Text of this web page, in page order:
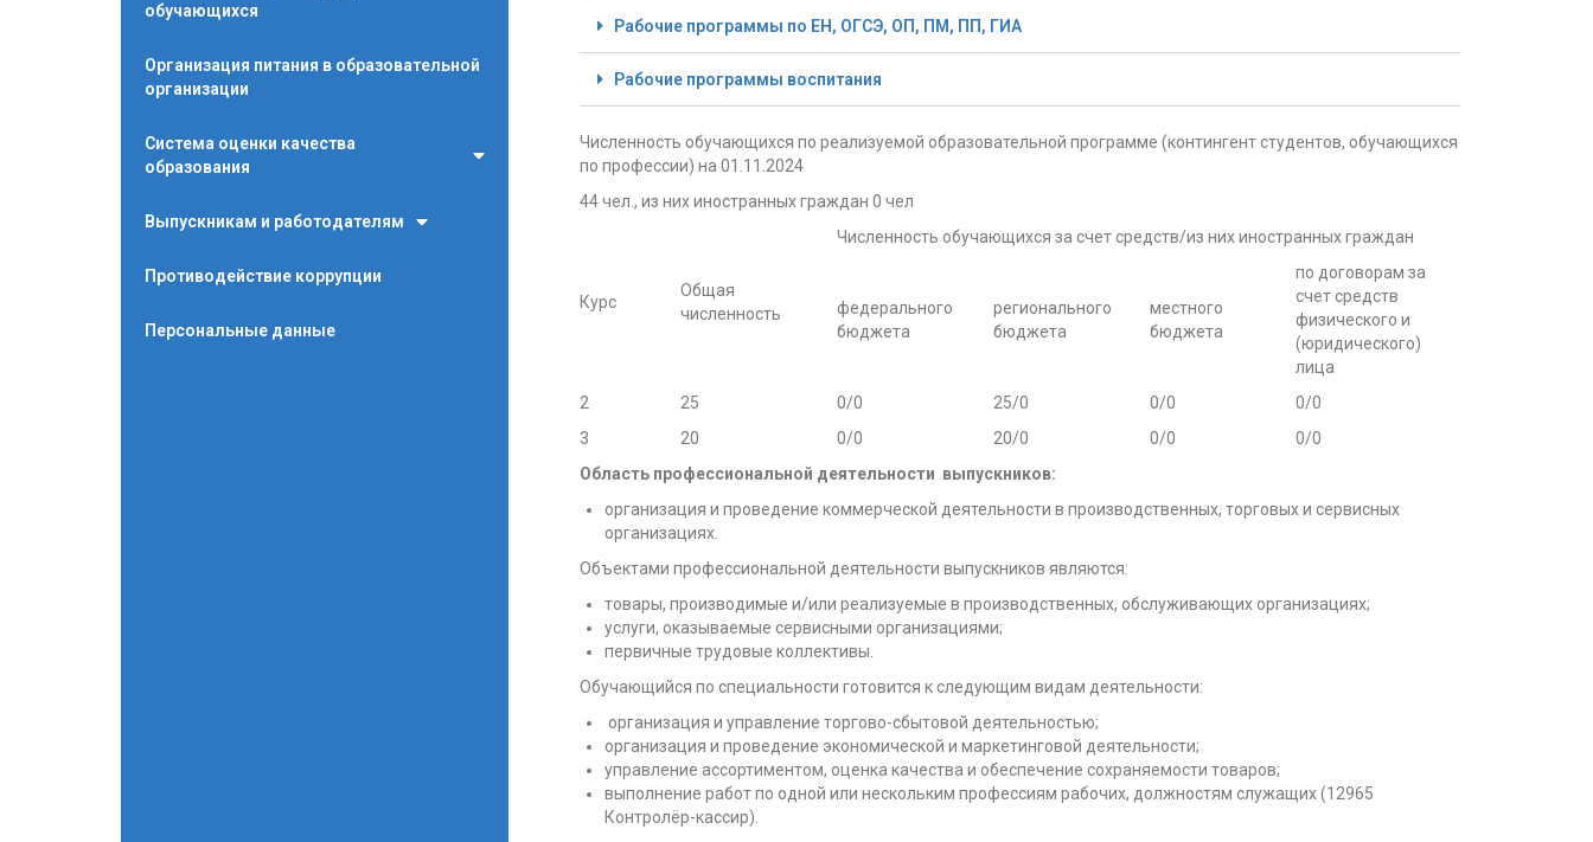
обучающихся
Организация питания в образовательной
организации
Система оценки качества
образования
Выпускникам и работодателям
Противодействие коррупции
Персональные данные
Рабочие программы по ЕН, ОГСЭ, ОП, ПМ, ПП, ГИА
Рабочие программы воспитания
Численность обучающихся по реализуемой образовательной программе (контингент студентов, обучающихся
по профессии) на 01.11.2024
44 чел., из них иностранных граждан 0 чел
Курс
Общая
численность
Численность обучающихся за счет средств/из них иностранных граждан
федерального
бюджета
регионального
бюджета
местного
бюджета
по договорам за
счет средств
физического и
(юридического)
лица
2
25 0/0 25/0 0/0
0/0
3
20 0/0 20/0 0/0
0/0
Область профессиональной деятельности выпускников:
организация и проведение коммерческой деятельности в производственных, торговых и сервисных
организациях.
Объектами профессиональной деятельности выпускников являются:
товары, производимые и/или реализуемые в производственных, обслуживающих организациях;
услуги, оказываемые сервисными организациями;
первичные трудовые коллективы.
Обучающийся по специальности готовится к следующим видам деятельности:
организация и управление торгово-сбытовой деятельностью;
организация и проведение экономической и маркетинговой деятельности;
управление ассортиментом, оценка качества и обеспечение сохраняемости товаров;
выполнение работ по одной или нескольким профессиям рабочих, должностям служащих (12965
Контролёр-кассир).